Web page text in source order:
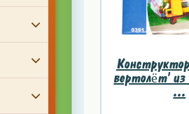
вертолёт' из
...